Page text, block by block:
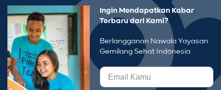
Ingin Mendapatkan Kabar
Terbaru dari Kami?
Berlangganan Nawala Yayasan
Gemilang Sehat Indonesia